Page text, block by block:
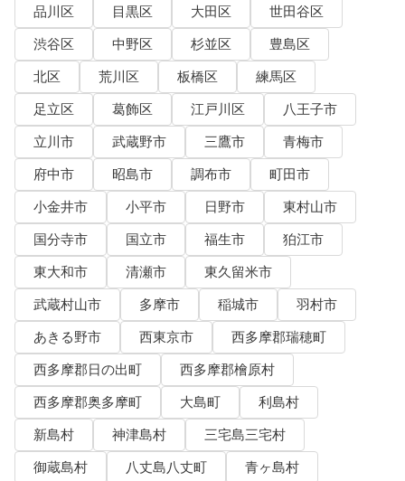
品川区
目黒区 大田区
世田谷区
渋谷区
中野区 杉並区
豊島区
北区
荒川区 板橋区
練馬区
足立区
葛飾区 江戸川区
八王子市
立川市
武蔵野市 三鷹市
青梅市
府中市
昭島市 調布市
町田市
小金井市
小平市 日野市
東村山市
国分寺市
国立市 福生市
狛江市
東大和市
清瀬市
東久留米市
武蔵村山市
多摩市 稲城市
羽村市
あきる野市
西東京市
西多摩郡瑞穂町
西多摩郡日の出町
西多摩郡檜原村
西多摩郡奥多摩町
大島町
利島村
新島村
神津島村
三宅島三宅村
御蔵島村
八丈島八丈町
青ヶ島村